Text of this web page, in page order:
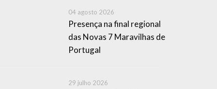
04 agosto 2026
Presença na final regional
das Novas 7 Maravilhas de
Portugal
29 julho 2026